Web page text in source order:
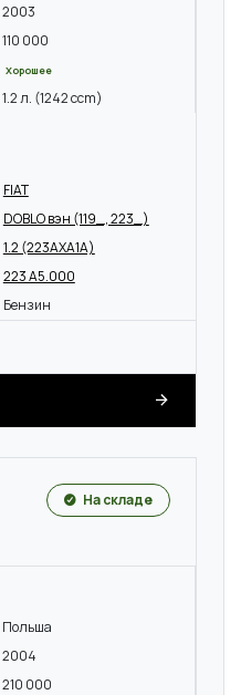
2003
110 000
Хорошее
1.2 л. (1242 ccm)
FIAT
DOBLO вэн (119_, 223_)
1.2 (223AXA1A)
223 A5.000
Бензин
На складе
Польша
2004
210 000